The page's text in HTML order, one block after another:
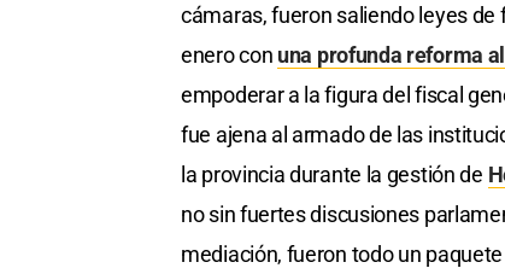
cámaras, fueron saliendo leyes
enero con una profunda reforma
empoderar a la figura del fiscal
fue ajena al armado de las
la provincia durante la gestión de
no sin fuertes discusiones
mediación, fueron todo un